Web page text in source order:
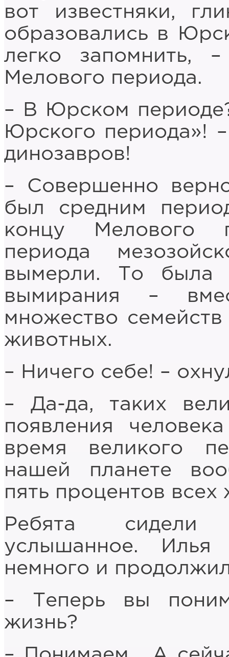
вот известняки,
образовались в
легко запомнить,
Мелового периода.
– В Юрском
Юрского периода»!
динозавров!
– Совершенно
был средним
концу Мелового
периода
вымерли. То была
вымирания –
множество
животных.
– Ничего себе! –
– Да-да, таких
появления
время великого
нашей планете
пять процентов
Ребята сидели
услышанное. Илья
немного и
– Теперь вы
жизнь?